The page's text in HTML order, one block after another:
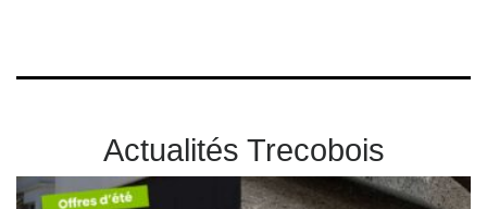
Actualités Trecobois